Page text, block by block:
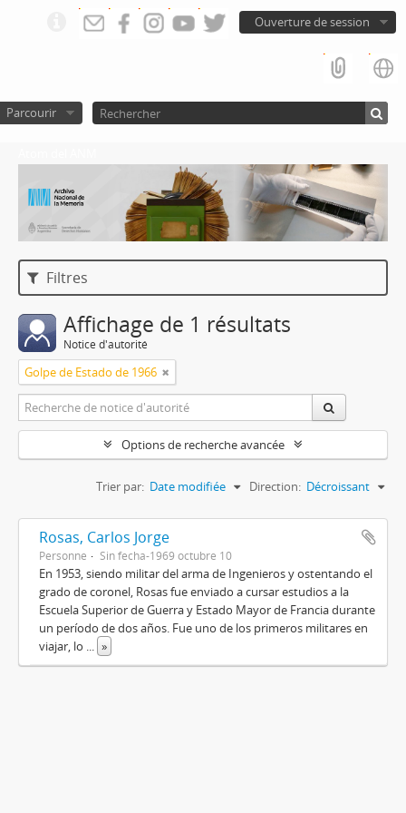
Ouverture de session
Parcourir
Filtres
Affichage de 1 résultats
Notice d'autorité
Golpe de Estado de 1966
Options de recherche avancée
Trier par: Date modifiée Direction: Décroissant
Rosas, Carlos Jorge
Personne Sin fecha-1969 octubre 10
En 1953, siendo militar del arma de Ingenieros y ostentando el
grado de coronel, Rosas fue enviado a cursar estudios a la
Escuela Superior de Guerra y Estado Mayor de Francia durante
un período de dos años. Fue uno de los primeros militares en
viajar, lo ... »